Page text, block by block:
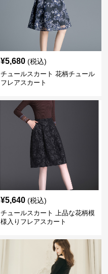
¥5,680 (税込)
チュールスカート 花柄チュール
フレアスカート
¥5,640 (税込)
チュールスカート 上品な花柄模
様入りフレアスカート